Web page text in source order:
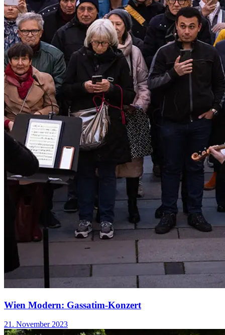
Wien Modern: Gassatim-Konzert
21. November 2023